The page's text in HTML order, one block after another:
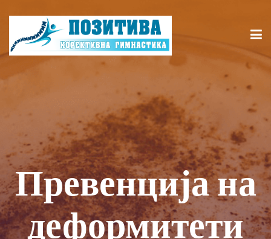
Превенција на
деформитети